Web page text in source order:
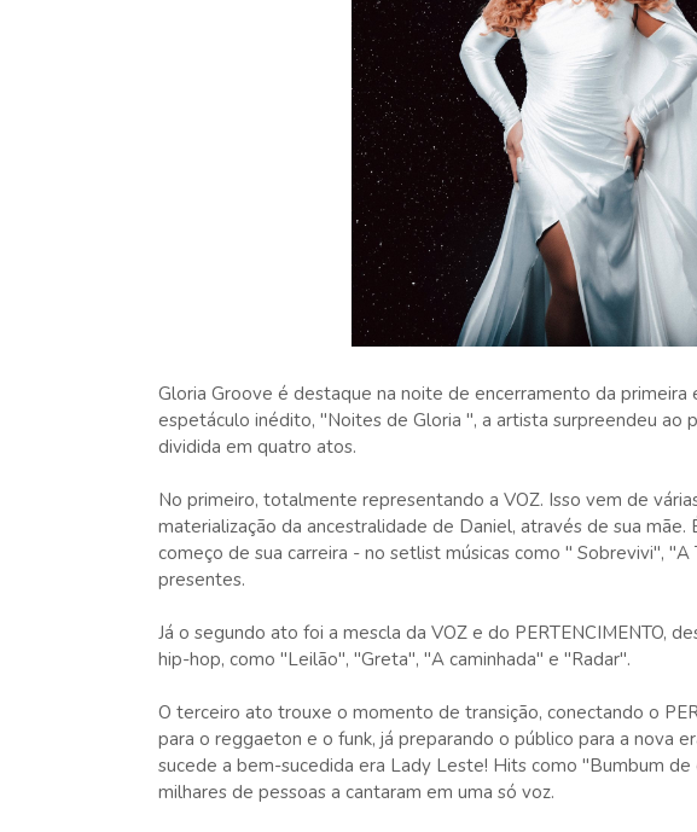
Gloria Groove é destaque na noite de encerramento da primeira
espetáculo inédito, "Noites de Gloria ", a artista surpreendeu ao
dividida em quatro atos.
No primeiro, totalmente representando a VOZ. Isso vem de
materialização da ancestralidade de Daniel, através de sua
começo de sua carreira - no setlist músicas como " Sobrevivi",
presentes.
Já o segundo ato foi a mescla da VOZ e do PERTENCIMENTO,
hip-hop, como "Leilão", "Greta", "A caminhada" e "Radar".
O terceiro ato trouxe o momento de transição, conectando o
para o reggaeton e o funk, já preparando o público para a nova
sucede a bem-sucedida era Lady Leste! Hits como "Bumbum de
milhares de pessoas a cantaram em uma só voz.